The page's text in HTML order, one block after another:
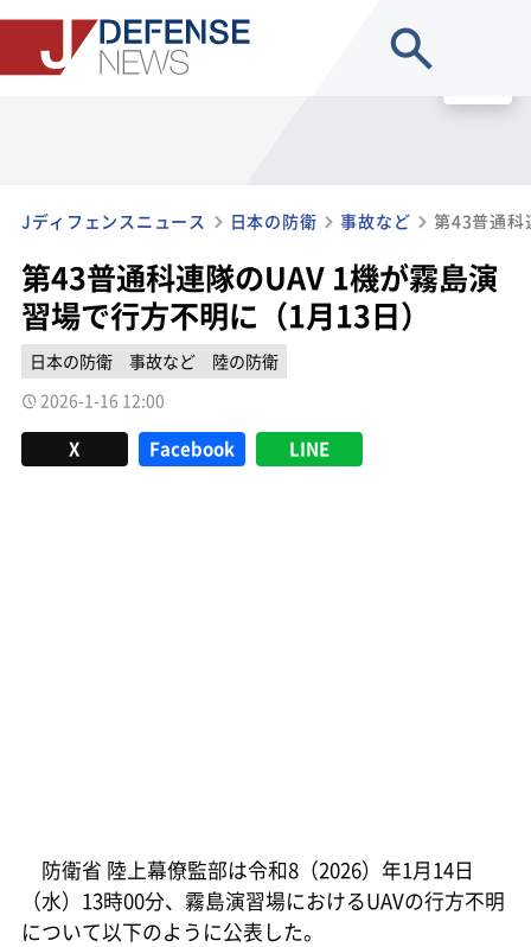
Jディフェンスニュース 日本の防衛 事故など
第43普通科連隊のUAV 1機が霧島演
習場で行方不明に（1月13日）
日本の防衛 事故など
陸の防衛
2026-1-16 12:00
X Facebook LINE
防衛省 陸上幕僚監部は令和8（2026）年1月14日
（水）13時00分、霧島演習場におけるUAVの行方不明
について以下のように公表した。